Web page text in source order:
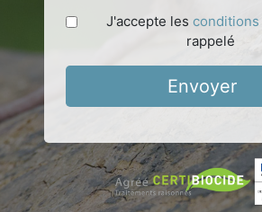
J'accepte les conditions
rappelé
Envoyer